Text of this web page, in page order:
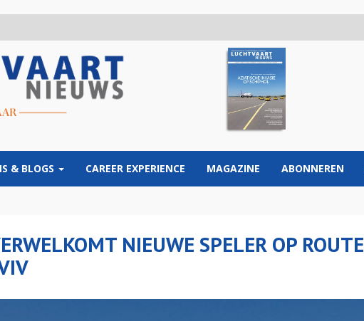
& BLOGS CAREER EXPERIENCE MAGAZINE ABONNEREN
NIEUWE SPELER OP ROUTE